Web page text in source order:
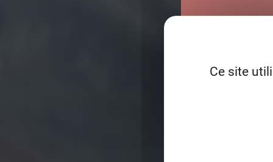
Ce site